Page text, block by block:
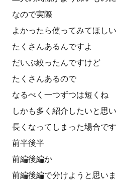
なので実際
よかったら使ってみてほし
たくさんあるんですよ
だいぶ絞ったんですけど
たくさんあるので
なるべく一つずつは短くね
しかも多く紹介したいと思
長くなってしまった場合で
前半後半
前編後編か
前編後編で分けようと思い